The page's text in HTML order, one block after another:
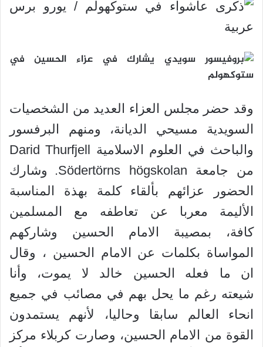
وقد حضر مجلس العزاء العديد من الشخصيات
السويدية مسيحي الديانة، ومنهم البرفسور
والباحث في العلوم الاسلامية Darid Thurfjell
من جامعة Södertörns högskolan.
وشارك
الحضور عزائهم بألقاء كلمة بهذة المناسبة
الأليمة معربا عن تعاطفه مع المسلمين
كافة، بمصيبة الامام الحسين وشاركهم
المواساة بكلمات عن الامام الحسين ، وقال
ان ما فعله الحسين خالد لا يموت، وأنا
شيعته رغم ما يحل بهم في مصائب في جميع
انحاء العالم سابقا وحاليا، لأنهم يستمدون
القوة من الامام الحسين، وصارت كربلاء مركز